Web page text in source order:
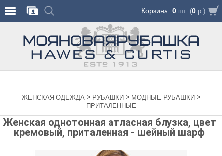
Корзина 0 шт. (0 р.)
ЖЕНСКАЯ ОДЕЖДА > РУБАШКИ > МОДНЫЕ РУБАШКИ >
ПРИТАЛЕННЫЕ
Женская однотонная атласная блузка, цвет
кремовый, приталенная - шейный шарф